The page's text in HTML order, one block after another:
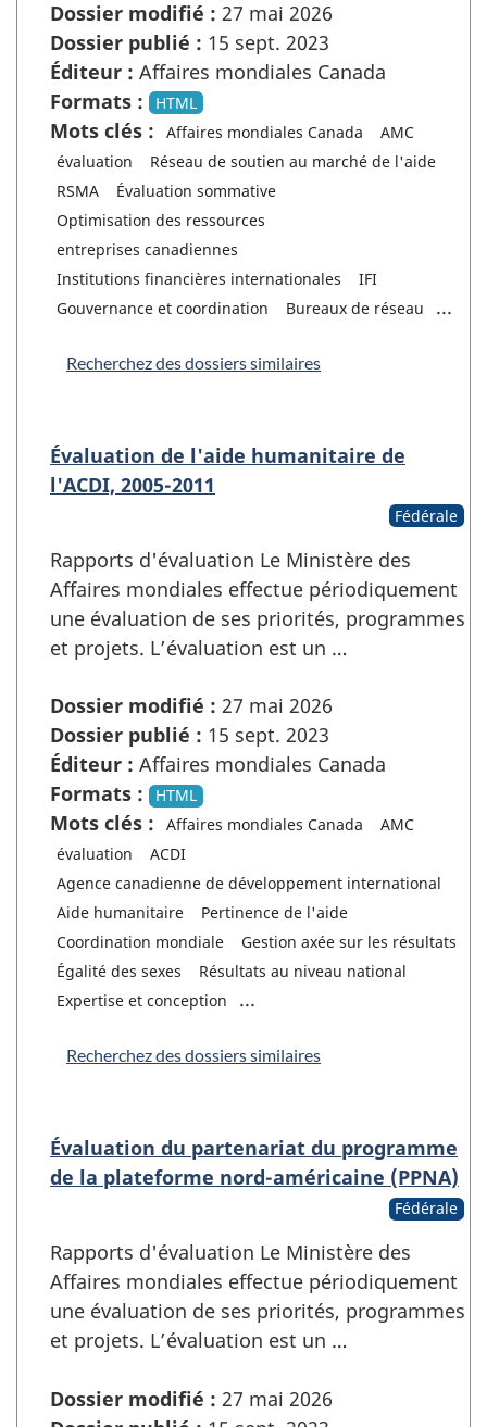
Dossier modifié : 27 mai 2026
Dossier publié : 15 sept. 2023
Éditeur : Affaires mondiales Canada
Formats :
HTML
Mots clés : Affaires mondiales Canada
AMC
évaluation
Réseau de soutien au marché de l'aide
RSMA
Évaluation sommative
Optimisation des ressources
entreprises canadiennes
Institutions financières internationales
IFI
Gouvernance et coordination
Bureaux de réseau ...
Recherchez des dossiers similaires
Évaluation de l'aide humanitaire de
l'ACDI, 2005-2011
Fédérale
Rapports d'évaluation Le Ministère des
Affaires mondiales effectue périodiquement
une évaluation de ses priorités, programmes
et projets. L’évaluation est un …
Dossier modifié : 27 mai 2026
Dossier publié : 15 sept. 2023
Éditeur : Affaires mondiales Canada
Formats :
HTML
Mots clés : Affaires mondiales Canada
AMC
évaluation
ACDI
Agence canadienne de développement international
Aide humanitaire
Pertinence de l'aide
Coordination mondiale
Gestion axée sur les résultats
Égalité des sexes
Résultats au niveau national
Expertise et conception
...
Recherchez des dossiers similaires
Évaluation du partenariat du programme
de la plateforme nord-américaine (PPNA)
Fédérale
Rapports d'évaluation Le Ministère des
Affaires mondiales effectue périodiquement
une évaluation de ses priorités, programmes
et projets. L’évaluation est un …
Dossier modifié : 27 mai 2026